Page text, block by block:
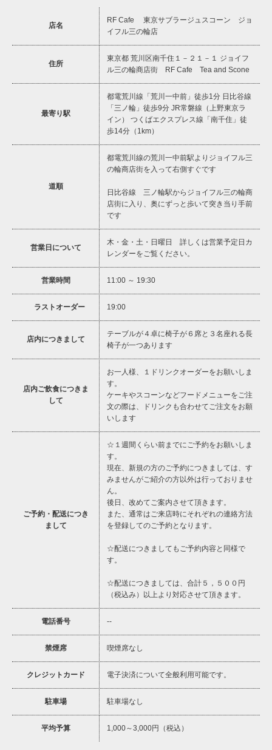
店名
RF Cafe 東京サブラージュスコーン ジョ
イフル三の輪店
住所
東京都 荒川区南千住１－２１－１ ジョイフ
ル三の輪商店街 RF Cafe Tea and Scone
最寄り駅
都電荒川線「荒川一中前」徒歩1分 日比谷線
「三ノ輪」徒歩9分 JR常磐線（上野東京ラ
イン） つくばエクスプレス線「南千住」徒
歩14分（1km）
道順
都電荒川線の荒川一中前駅よりジョイフル三
の輪商店街を入って右側すぐです
日比谷線 三ノ輪駅からジョイフル三の輪商
店街に入り、奥にずっと歩いて突き当り手前
です
営業日について
木・金・土・日曜日 詳しくは営業予定日カ
レンダーをご覧ください。
営業時間 11:00 ～ 19:30
ラストオーダー 19:00
店内につきまして
テーブルが４卓に椅子が６席と３名座れる長
椅子が一つあります
店内ご飲食につきま
して
お一人様、１ドリンクオーダーをお願いしま
す。
ケーキやスコーンなどフードメニューをご注
文の際は、ドリンクも合わせてご注文をお願
いします
ご予約・配送につき
まして
☆１週間くらい前までにご予約をお願いしま
す。
現在、新規の方のご予約につきましては、す
みませんがご紹介の方以外は行っておりませ
ん。
後日、改めてご案内させて頂きます。
また、通常はご来店時にそれぞれの連絡方法
を登録してのご予約となります。
☆配送につきましてもご予約内容と同様で
す。
☆配送につきましては、合計５，５００円
（税込み）以上より対応させて頂きます。
電話番号 --
禁煙席 喫煙席なし
クレジットカード 電子決済について全般利用可能です。
駐車場 駐車場なし
平均予算 1,000～3,000円（税込）